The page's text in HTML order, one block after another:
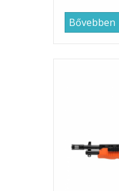
Bővebben